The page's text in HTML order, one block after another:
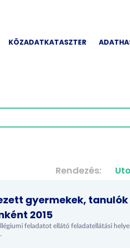
KÖZADATKATASZTER
Rendezés
gyermekek,
2015
feladatot ellátó feladatellátási